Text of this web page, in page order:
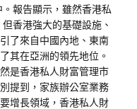
報告顯示，雖然香港私
香港強大的基礎設施、
了來自中國內地、東南
其在亞洲的領先地位。
是香港私人財富管理市
提到，家族辦公室業務
增長領域，香港私人財